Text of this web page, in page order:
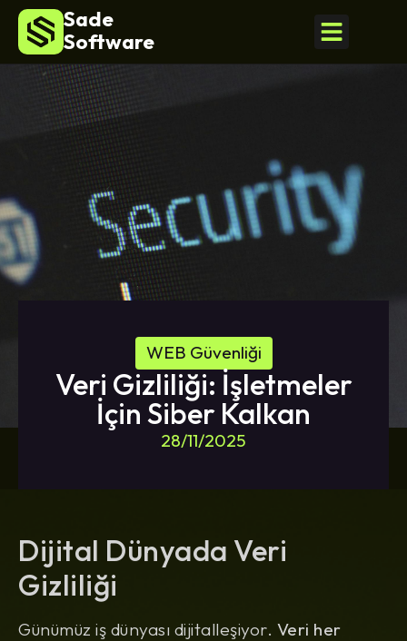
Sade
Software
WEB Güvenliği
Veri Gizliliği: İşletmeler
İçin Siber Kalkan
28/11/2025
Dijital Dünyada Veri
Gizliliği
Günümüz iş dünyası dijitalleşiyor. Veri her